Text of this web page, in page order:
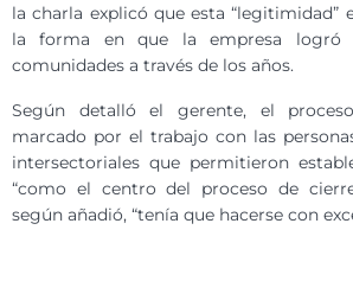
la charla explicó que esta “legitimidad”
la forma en que la empresa logró
comunidades a través de los años.
Según detalló el gerente, el
marcado por el trabajo con las
intersectoriales que permitieron
“como el centro del proceso de
según añadió, “tenía que hacerse con